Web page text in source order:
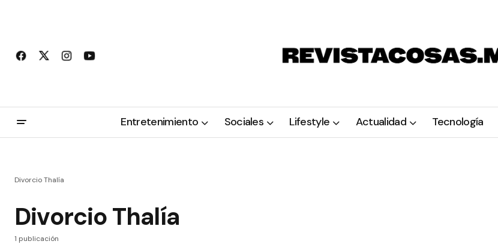
Entretenimiento Sociales Lifestyle Actualidad Tecnología
Divorcio Thalía
Divorcio Thalía
1 publicación